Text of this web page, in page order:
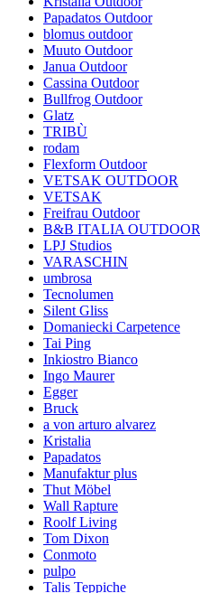
Papadatos Outdoor
blomus outdoor
Muuto Outdoor
Janua Outdoor
Cassina Outdoor
Bullfrog Outdoor
Glatz
TRIBÙ
rodam
Flexform Outdoor
VETSAK OUTDOOR
VETSAK
Freifrau Outdoor
B&B ITALIA OUTDOOR
LPJ Studios
VARASCHIN
umbrosa
Tecnolumen
Silent Gliss
Domaniecki Carpetence
Tai Ping
Inkiostro Bianco
Ingo Maurer
Egger
Bruck
a von arturo alvarez
Kristalia
Papadatos
Manufaktur plus
Thut Möbel
Wall Rapture
Roolf Living
Tom Dixon
Conmoto
pulpo
Talis Teppiche